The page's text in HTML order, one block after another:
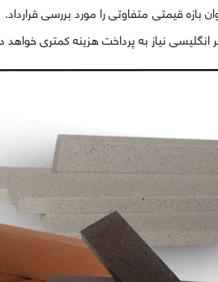
قیمتی متفاوتی را مورد بررسی
نیاز به پرداخت هزینه کمتری